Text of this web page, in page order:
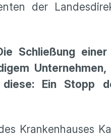
der
Schließung
Ein Stopp
Krankenhauses